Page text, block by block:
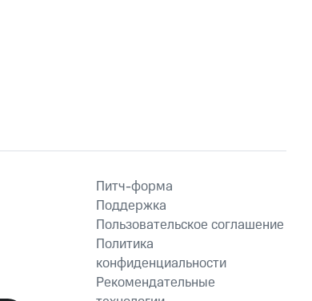
Питч-форма
Поддержка
Пользовательское соглашение
Политика
конфиденциальности
Рекомендательные